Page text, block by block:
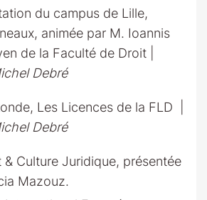
du campus de Lille,
animée par M. Ioannis
de la Faculté de Droit |
Debré
Les Licences de la FLD |
Debré
& Culture Juridique, présentée
Mazouz.